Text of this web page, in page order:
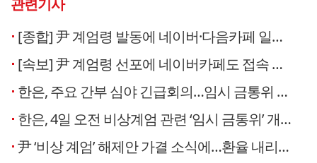
[종합] 尹 계엄령 발동에 네이버·다음카페 일시 마비…PC·모바일 접속 일부 오류
[속보] 尹 계엄령 선포에 네이버카페도 접속 마비…네이버 “확인 중”
한은, 주요 간부 심야 긴급회의…임시 금통위 거쳐 대응 조치 발표
한은, 4일 오전 비상계엄 관련 ‘임시 금통위’ 개최
尹 ‘비상 계엄’ 해제안 가결 소식에…환율 내리고 관련종목 회복